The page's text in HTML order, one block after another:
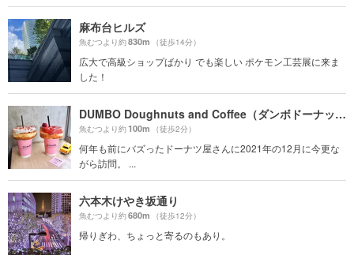
麻布台ヒルズ
魚むつより約830m （徒歩14分）
広大で高級ショップばかり でも楽しい ポケモン工芸展に来ま
した！
DUMBO Doughnuts and Coffee（ダンボドーナッツ＆コーヒー）
魚むつより約100m （徒歩2分）
何年も前にバズったドーナツ屋さんに2021年の12月に今更な
がら訪問。 ...
六本木けやき坂通り
魚むつより約680m （徒歩12分）
帰りぎわ、ちょっと寄るのもあり。